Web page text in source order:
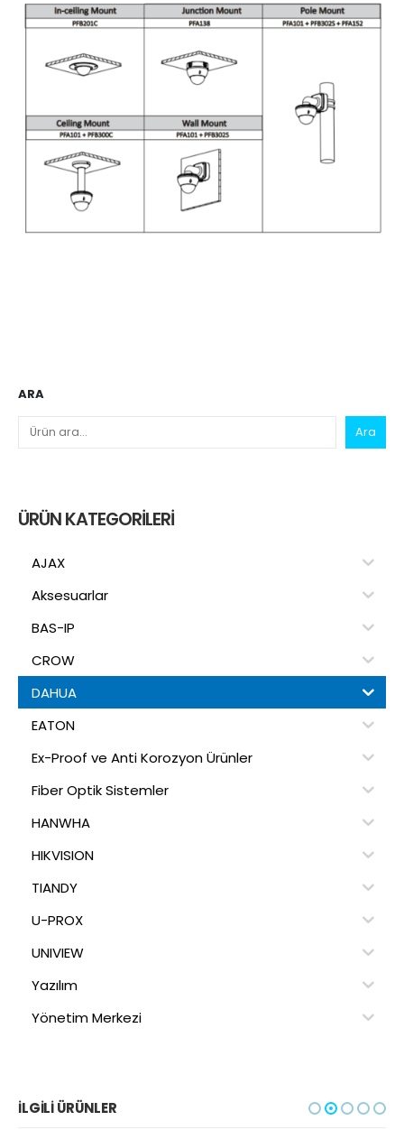
ARA
Ara
ÜRÜN KATEGORILERI
AJAX
Aksesuarlar
BAS-IP
CROW
DAHUA
EATON
Ex-Proof ve Anti Korozyon Ürünler
Fiber Optik Sistemler
HANWHA
HIKVISION
TIANDY
U-PROX
UNIVIEW
Yazılım
Yönetim Merkezi
İLGILI ÜRÜNLER